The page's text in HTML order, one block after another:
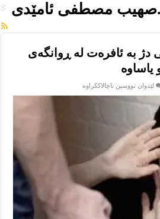
مصطفی ئامێدی
دژ به ئافرەت لە ڕوانگەی
یاساوە
لێدوان نووسین ناچالاککراوە
و
یاساوە